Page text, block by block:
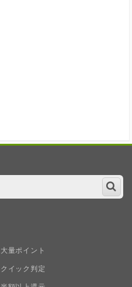
大量ポイント
クイック判定